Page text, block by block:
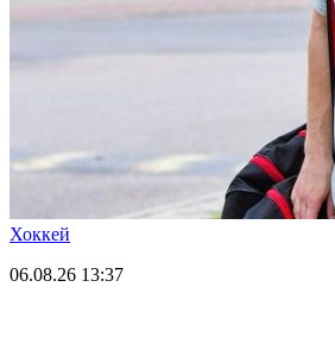
Хоккей
06.08.26 13:37